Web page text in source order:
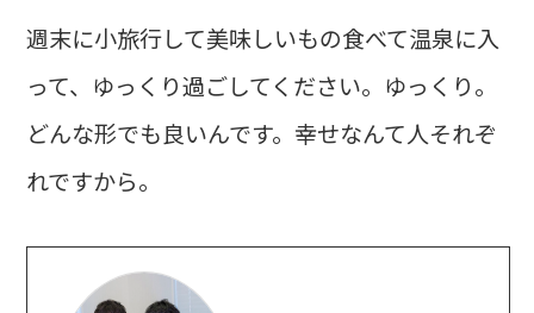
週末に小旅行して美味しいもの食べて温泉に入
って、ゆっくり過ごしてください。ゆっくり。
どんな形でも良いんです。幸せなんて人それぞ
れですから。